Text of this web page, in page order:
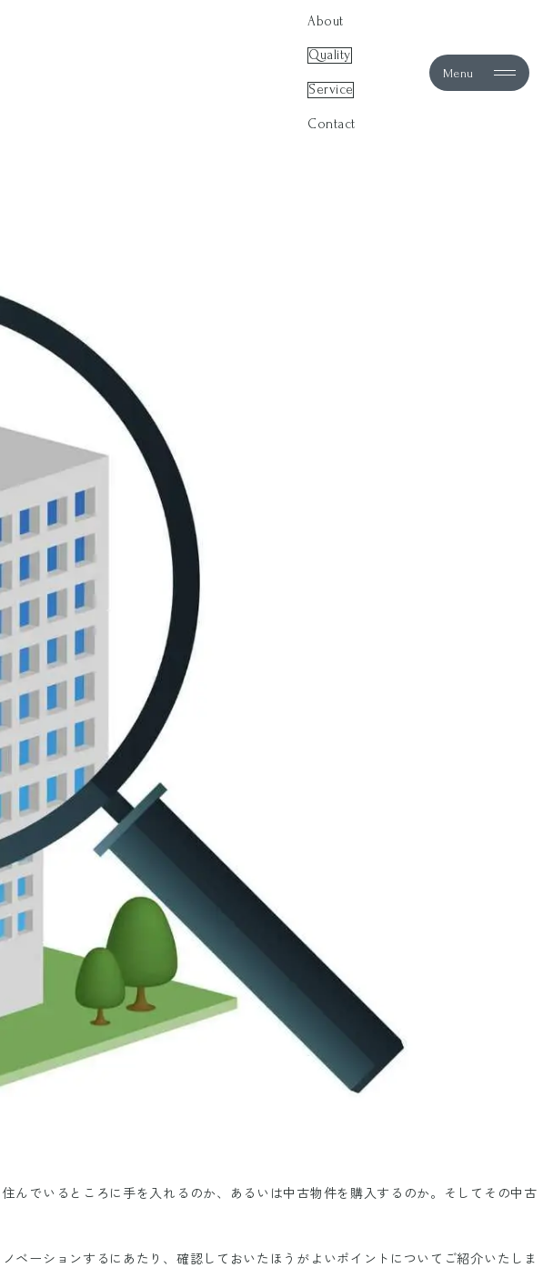
About
Quality
Service
Contact
Menu
でいるところに手を入れるのか、あるいは中古物件を購入するのか。そしてその中古
ーションするにあたり、確認しておいたほうがよいポイントについてご紹介いたしま